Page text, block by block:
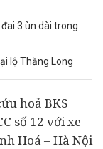
3 ùn dài trong
lộ Thăng Long
hoả BKS
số 12 với xe
Hoá – Hà Nội